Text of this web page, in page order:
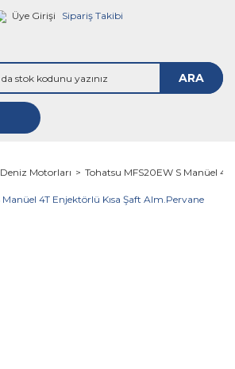
Üye Girişi Sipariş Takibi
ARA
Deniz Motorları Tohatsu MFS20EW S Manüel